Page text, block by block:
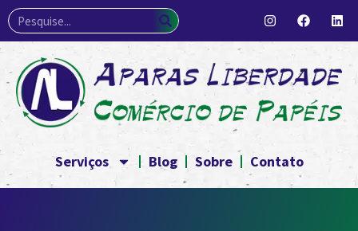
Serviços Blog Sobre Contato